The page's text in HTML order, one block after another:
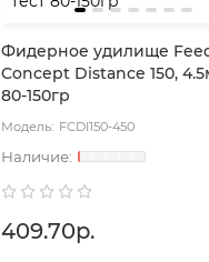
Фидерное удилище
Concept Distance 150,
80-150гр
FCDI150-450
409.70р.